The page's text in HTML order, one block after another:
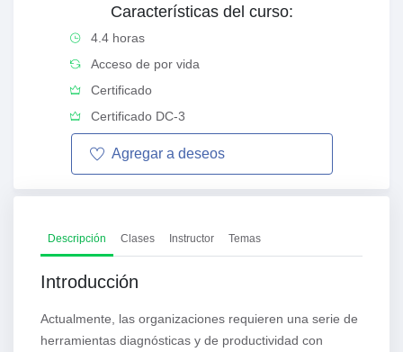
Características del curso:
4.4 horas
Acceso de por vida
Certificado
Certificado DC-3
Agregar a deseos
Descripción Clases Instructor Temas
Introducción
Actualmente, las organizaciones requieren una serie de
herramientas diagnósticas y de productividad con